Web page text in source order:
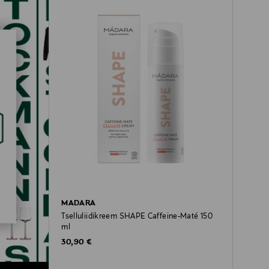
MADARA
Tselluliidikreem SHAPE Caffeine-Maté 150
ml
Original Price
30,90 €